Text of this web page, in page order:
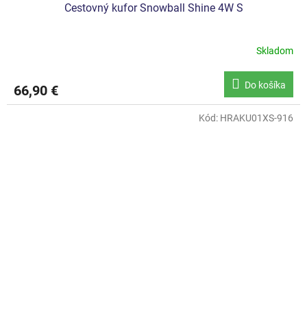
Cestovný kufor Snowball Shine 4W S
Skladom
66,90 € Do košíka
Kód: HRAKU01XS-916